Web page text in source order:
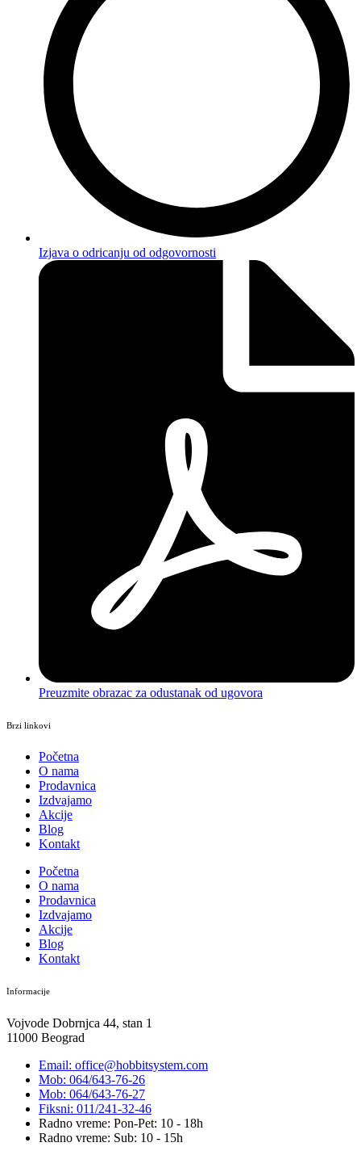
Izjava o odricanju od odgovornosti
Preuzmite obrazac za odustanak od ugovora
Brzi linkovi
Početna
O nama
Prodavnica
Izdvajamo
Akcije
Blog
Kontakt
Početna
O nama
Prodavnica
Izdvajamo
Akcije
Blog
Kontakt
Informacije
Vojvode Dobrnjca 44, stan 1
11000 Beograd
Email: office@hobbitsystem.com
Mob: 064/643-76-26
Mob: 064/643-76-27
Fiksni: 011/241-32-46
Radno vreme: Pon-Pet: 10 - 18h
Radno vreme: Sub: 10 - 15h